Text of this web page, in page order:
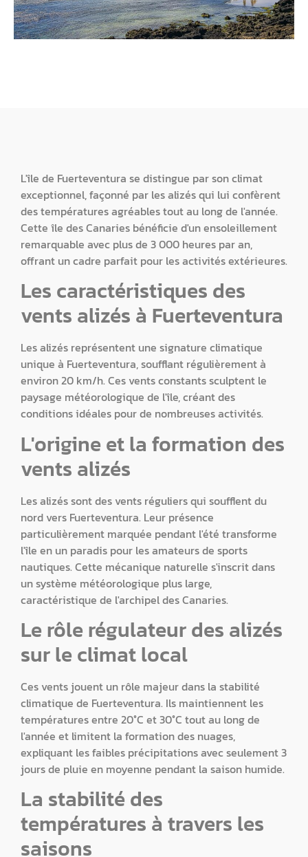
L'île de Fuerteventura se distingue par son climat
exceptionnel, façonné par les alizés qui lui confèrent
des températures agréables tout au long de l'année.
Cette île des Canaries bénéficie d'un ensoleillement
remarquable avec plus de 3 000 heures par an,
offrant un cadre parfait pour les activités extérieures.
Les caractéristiques des
vents alizés à Fuerteventura
Les alizés représentent une signature climatique
unique à Fuerteventura, soufflant régulièrement à
environ 20 km/h. Ces vents constants sculptent le
paysage météorologique de l'île, créant des
conditions idéales pour de nombreuses activités.
L'origine et la formation des
vents alizés
Les alizés sont des vents réguliers qui soufflent du
nord vers Fuerteventura. Leur présence
particulièrement marquée pendant l'été transforme
l'île en un paradis pour les amateurs de sports
nautiques. Cette mécanique naturelle s'inscrit dans
un système météorologique plus large,
caractéristique de l'archipel des Canaries.
Le rôle régulateur des alizés
sur le climat local
Ces vents jouent un rôle majeur dans la stabilité
climatique de Fuerteventura. Ils maintiennent les
températures entre 20°C et 30°C tout au long de
l'année et limitent la formation des nuages,
expliquant les faibles précipitations avec seulement 3
jours de pluie en moyenne pendant la saison humide.
La stabilité des
températures à travers les
saisons